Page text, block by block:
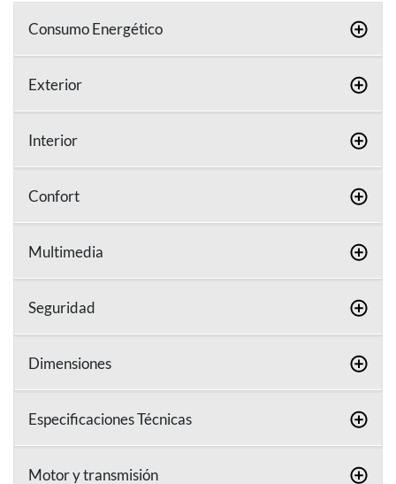
Consumo Energético
Exterior
Interior
Confort
Multimedia
Seguridad
Dimensiones
Especificaciones Técnicas
Motor y transmisión